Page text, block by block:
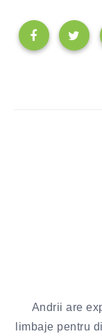
Andrii are
limbaje pentru